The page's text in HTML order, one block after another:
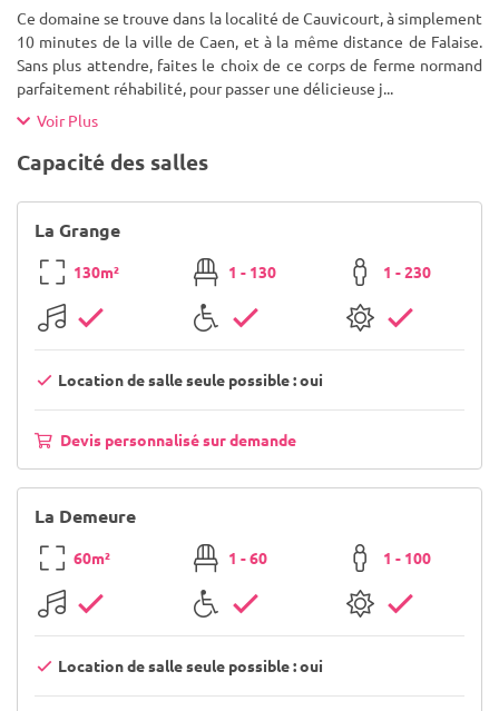
Ce domaine se trouve dans la localité de Cauvicourt, à simplement
10 minutes de la ville de Caen, et à la même distance de Falaise.
Sans plus attendre, faites le choix de ce corps de ferme normand
parfaitement réhabilité, pour passer une délicieuse j...
Voir Plus
Capacité des salles
La Grange
130m² 1 - 130 1 - 230
Location de salle seule possible : oui
Devis personnalisé sur demande
La Demeure
60m² 1 - 60 1 - 100
Location de salle seule possible : oui